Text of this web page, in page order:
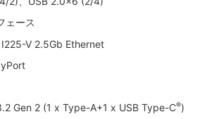
ェース
V 2.5Gb Ethernet
Gen 2 (1 x Type-A+1 x USB Type-C®)